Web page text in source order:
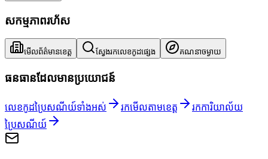
សកម្មភាពរហ័ស
មើលព័ត៌មានខេត្ត ស្វែងរកលេខកូដផ្សេង គណនាចម្ងាយ
ធនធានដែលមានប្រយោជន៍
លេខកូដប្រៃសណីយ៍ទាំងអស់ រកមើលតាមខេត្ត
រកការិយាល័យ
ប្រៃសណីយ៍